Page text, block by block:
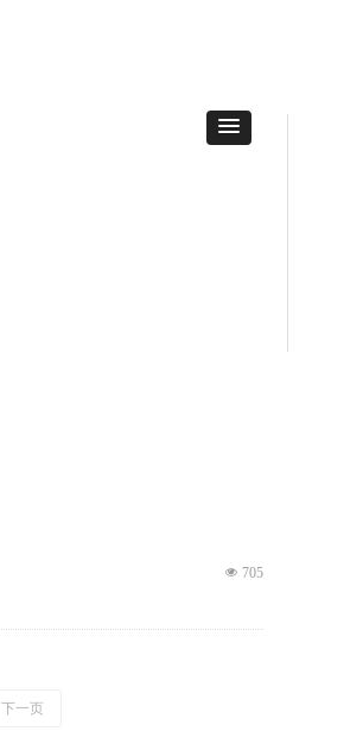
넶 705
下一页